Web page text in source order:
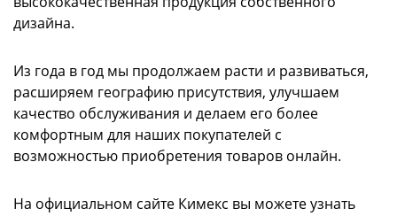
дизайна.
Из года в год мы продолжаем расти и развиваться,
расширяем географию присутствия, улучшаем
качество обслуживания и делаем его более
комфортным для наших покупателей с
возможностью приобретения товаров онлайн.
На официальном сайте Кимекс вы можете узнать